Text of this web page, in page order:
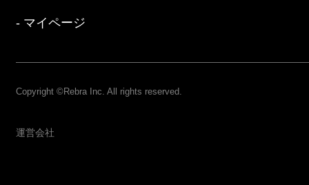
マイページ
Copyright ©Rebra Inc. All rights reserved.
運営会社